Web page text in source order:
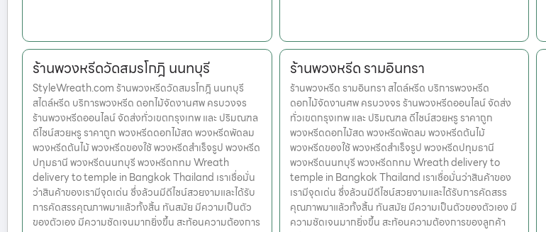
ร้านพวงหรีดวัดสมรโกฎิ นนทบุรี
StyleWreath.com ร้านพวงหรีดวัดสมรโกฎิ นนทบุรี
สไตล์หรีด บริการพวงหรีด ดอกไม้จัดงานศพ ครบวงจร
ร้านพวงหรีดออนไลน์ จัดส่งทั่วเขตกรุงเทพ และ ปริมณฑล
ดีไซน์สวยหรู ราคาถูก พวงหรีดดอกไม้สด พวงหรีดพัดลม
พวงหรีดต้นไม้ พวงหรีดของใช้ พวงหรีดสำเร็จรูป พวงหรีด
ปทุมธานี พวงหรีดนนทบุรี พวงหรีดกทม Wreath
delivery to temple in Bangkok Thailand เราเชื่อมั่น
ว่าสินค้าของเรามีจุดเด่น ซึ่งล้วนมีดีไซน์สวยงามและได้รับ
การคัดสรรคุณภาพมาแล้วทั้งสิ้น ทันสมัย มีความเป็นตัว
ของตัวเอง มีความชัดเจนมากยิ่งขึ้น สะท้อนความต้องการ
ร้านพวงหรีด รามอินทรา
ร้านพวงหรีด รามอินทรา สไตล์หรีด บริการพวงหรีด
ดอกไม้จัดงานศพ ครบวงจร ร้านพวงหรีดออนไลน์ จัดส่ง
ทั่วเขตกรุงเทพ และ ปริมณฑล ดีไซน์สวยหรู ราคาถูก
พวงหรีดดอกไม้สด พวงหรีดพัดลม พวงหรีดต้นไม้
พวงหรีดของใช้ พวงหรีดสำเร็จรูป พวงหรีดปทุมธานี
พวงหรีดนนทบุรี พวงหรีดกทม Wreath delivery to
temple in Bangkok Thailand เราเชื่อมั่นว่าสินค้าของ
เรามีจุดเด่น ซึ่งล้วนมีดีไซน์สวยงามและได้รับการคัดสรร
คุณภาพมาแล้วทั้งสิ้น ทันสมัย มีความเป็นตัวของตัวเอง มี
ความชัดเจนมากยิ่งขึ้น สะท้อนความต้องการของลูกค้า